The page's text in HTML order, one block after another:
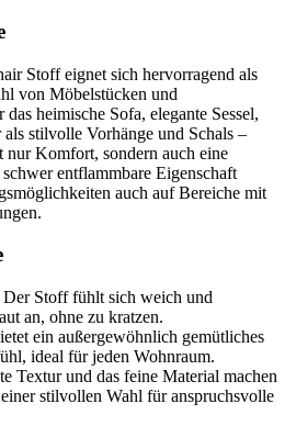
Stoff eignet sich hervorragend als
von Möbelstücken und
heimische Sofa, elegante Sessel,
als stilvolle Vorhänge und Schals –
nur Komfort, sondern auch eine
entflammbare Eigenschaft
auch auf Bereiche mit
Der Stoff fühlt sich weich und
an, ohne zu kratzen.
ein außergewöhnlich gemütliches
ideal für jeden Wohnraum.
Textur und das feine Material machen
stilvollen Wahl für anspruchsvolle